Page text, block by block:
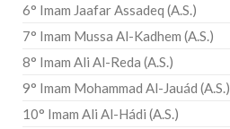
6° Imam Jaafar Assadeq (A.S.)
7° Imam Mussa Al-Kadhem (A.S.)
8° Imam Ali Al-Reda (A.S.)
9° Imam Mohammad Al-Jauád (A.S.)
10° Imam Ali Al-Hádi (A.S.)